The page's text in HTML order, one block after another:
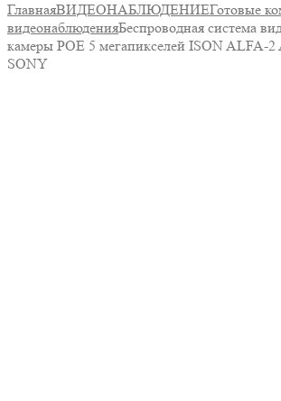
ГлавнаяВИДЕОНАБЛЮДЕНИЕГотовые
видеонаблюденияБеспроводная система
камеры POE 5 мегапикселей ISON ALFA-
SONY